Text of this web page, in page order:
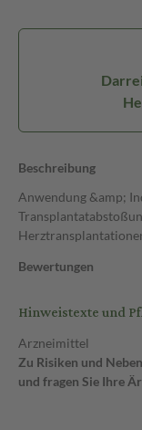
Beschreibung
Anwendung &amp;
Bewertungen
Hinweistexte und
Arzneimittel
Zu Risiken und
und fragen Sie Ihre